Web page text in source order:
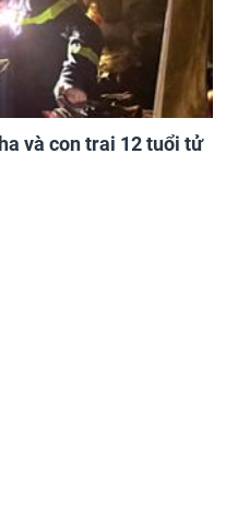
và con trai 12 tuổi tử